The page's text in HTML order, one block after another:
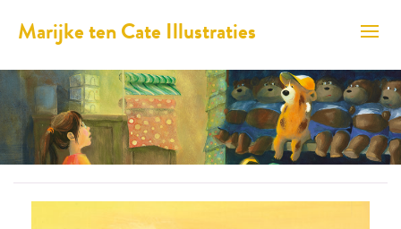
Marijke ten Cate Illustraties